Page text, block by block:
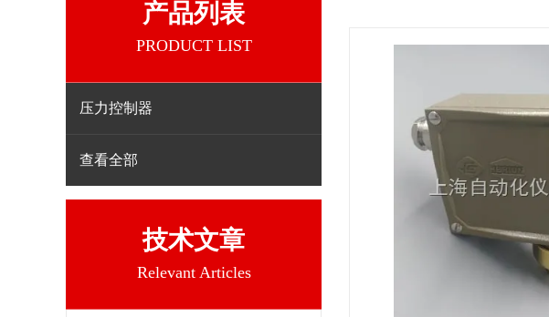
产品列表
PRODUCT LIST
压力控制器
查看全部
技术文章
Relevant Articles